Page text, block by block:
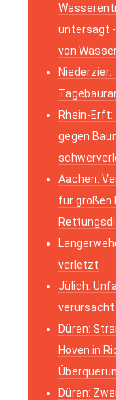
untersagt
von
Rhein-
gegen
Aachen:
für großen
verletzt
Jülich:
verursacht
Düren:
Hoven in
Düren: